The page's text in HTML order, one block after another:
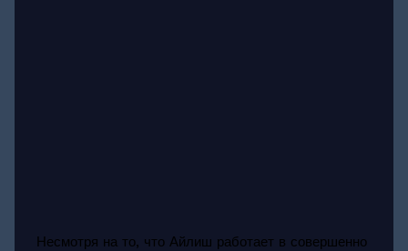
Несмотря на то, что Айлиш работает в совершенно